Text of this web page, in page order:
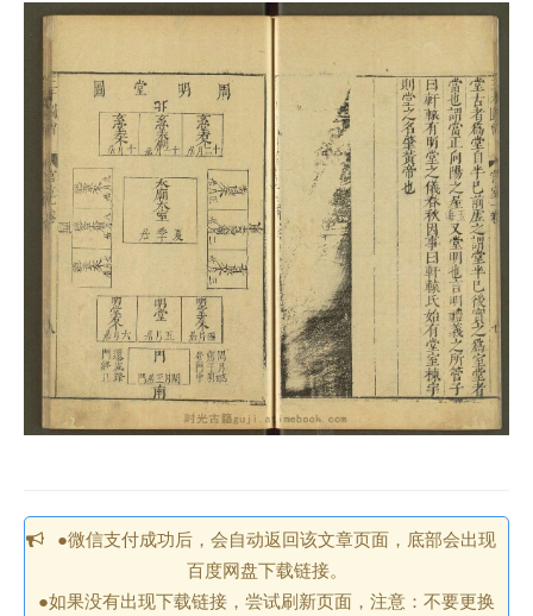
●微信支付成功后，会自动返回该文章页面，底部会出现
百度网盘下载链接。
●如果没有出现下载链接，尝试刷新页面，注意：不要更换